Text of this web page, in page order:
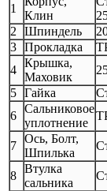
1
Клин
2
Шпиндель
3 Прокладка
4
Крышка,
Маховик
5 Гайка
6
Сальниковое
уплотнение
7
Ось, Болт,
Шпилька
8
Втулка
сальника